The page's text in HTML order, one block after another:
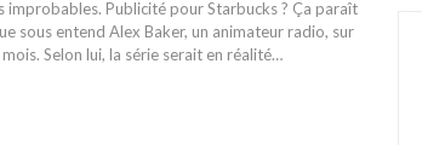
improbables. Publicité pour Starbucks ? Ça paraît
sous entend Alex Baker, un animateur radio, sur
Selon lui, la série serait en réalité…